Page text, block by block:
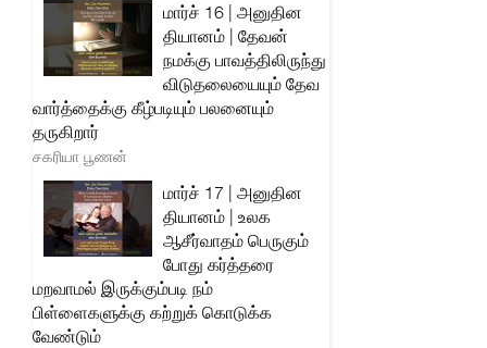
மார்ச் 16 | அனுதின
தியானம் | தேவன்
நமக்கு பாவத்திலிருந்து
விடுதலையையும் தேவ
வார்த்தைக்கு கீழ்படியும் பலனையும்
தருகிறார்
சகரியா பூணன்
மார்ச் 17 | அனுதின
தியானம் | உலக
ஆசீர்வாதம் பெருகும்
போது கர்த்தரை
மறவாமல் இருக்கும்படி நம்
பிள்ளைகளுக்கு கற்றுக் கொடுக்க
வேண்டும்